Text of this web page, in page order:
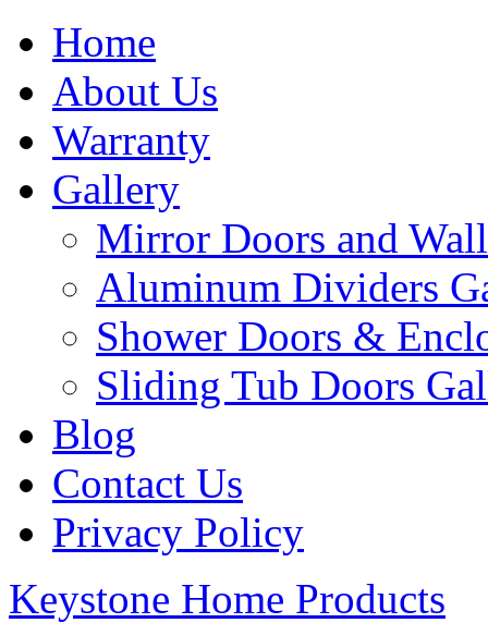
Home
About Us
Warranty
Gallery
Mirror Doors and
Aluminum Dividers
Shower Doors &
Sliding Tub Doors
Blog
Contact Us
Privacy Policy
Keystone Home Products